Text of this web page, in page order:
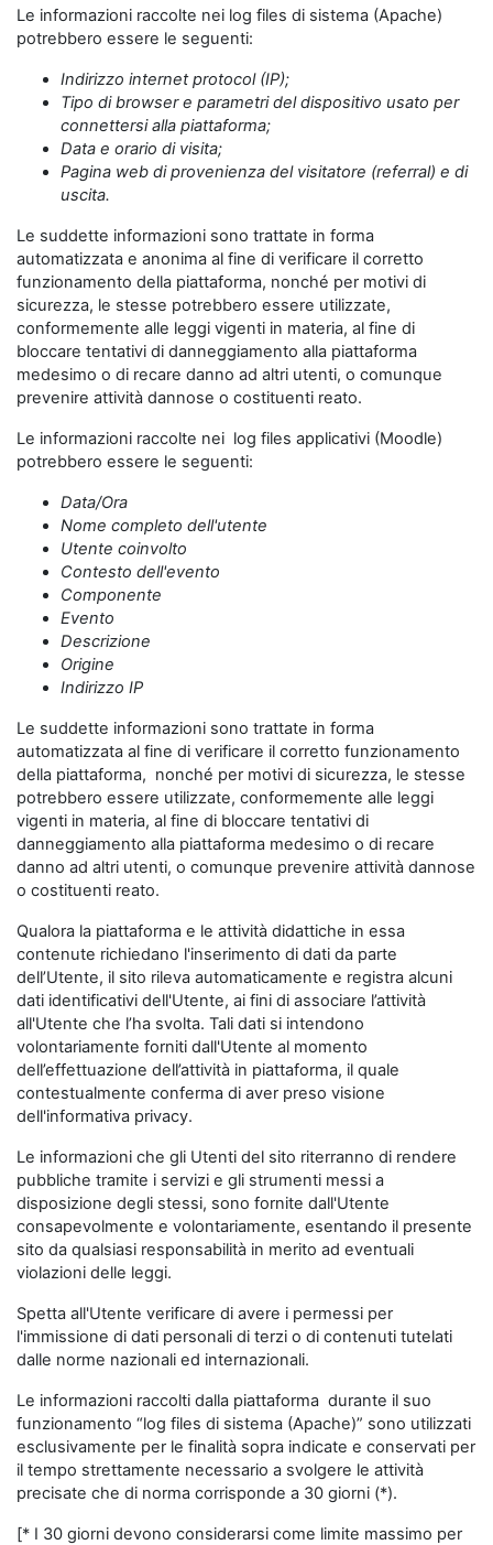
Le informazioni raccolte nei log files di sistema (Apache)
potrebbero essere le seguenti:
Indirizzo internet protocol (IP);
Tipo di browser e parametri del dispositivo usato per
connettersi alla piattaforma;
Data e orario di visita;
Pagina web di provenienza del visitatore (referral) e di
uscita.
Le suddette informazioni sono trattate in forma
automatizzata e anonima al fine di verificare il corretto
funzionamento della piattaforma, nonché per motivi di
sicurezza, le stesse potrebbero essere utilizzate,
conformemente alle leggi vigenti in materia, al fine di
bloccare tentativi di danneggiamento alla piattaforma
medesimo o di recare danno ad altri utenti, o comunque
prevenire attività dannose o costituenti reato.
Le informazioni raccolte nei log files applicativi (Moodle)
potrebbero essere le seguenti:
Data/Ora
Nome completo dell'utente
Utente coinvolto
Contesto dell'evento
Componente
Evento
Descrizione
Origine
Indirizzo IP
Le suddette informazioni sono trattate in forma
automatizzata al fine di verificare il corretto funzionamento
della piattaforma, nonché per motivi di sicurezza, le stesse
potrebbero essere utilizzate, conformemente alle leggi
vigenti in materia, al fine di bloccare tentativi di
danneggiamento alla piattaforma medesimo o di recare
danno ad altri utenti, o comunque prevenire attività dannose
o costituenti reato.
Qualora la piattaforma e le attività didattiche in essa
contenute richiedano l'inserimento di dati da parte
dell’Utente, il sito rileva automaticamente e registra alcuni
dati identificativi dell'Utente, ai fini di associare l’attività
all'Utente che l’ha svolta. Tali dati si intendono
volontariamente forniti dall'Utente al momento
dell’effettuazione dell’attività in piattaforma, il quale
contestualmente conferma di aver preso visione
dell'informativa privacy.
Le informazioni che gli Utenti del sito riterranno di rendere
pubbliche tramite i servizi e gli strumenti messi a
disposizione degli stessi, sono fornite dall'Utente
consapevolmente e volontariamente, esentando il presente
sito da qualsiasi responsabilità in merito ad eventuali
violazioni delle leggi.
Spetta all'Utente verificare di avere i permessi per
l'immissione di dati personali di terzi o di contenuti tutelati
dalle norme nazionali ed internazionali.
Le informazioni raccolti dalla piattaforma durante il suo
funzionamento “log files di sistema (Apache)” sono utilizzati
esclusivamente per le finalità sopra indicate e conservati per
il tempo strettamente necessario a svolgere le attività
precisate che di norma corrisponde a 30 giorni (*).
[* I 30 giorni devono considerarsi come limite massimo per